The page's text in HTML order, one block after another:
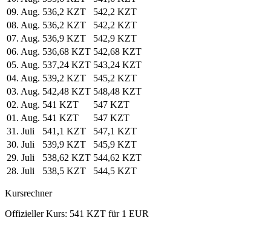
09. Aug. 536,2 KZT
542,2 KZT
08. Aug. 536,2 KZT
542,2 KZT
07. Aug. 536,9 KZT
542,9 KZT
06. Aug. 536,68 KZT 542,68 KZT
05. Aug. 537,24 KZT 543,24 KZT
04. Aug. 539,2 KZT
545,2 KZT
03. Aug. 542,48 KZT 548,48 KZT
02. Aug. 541 KZT
547 KZT
01. Aug. 541 KZT
547 KZT
31. Juli
541,1 KZT
547,1 KZT
30. Juli
539,9 KZT
545,9 KZT
29. Juli
538,62 KZT 544,62 KZT
28. Juli
538,5 KZT 544,5 KZT
Kursrechner
Offizieller Kurs: 541 KZT für 1 EUR